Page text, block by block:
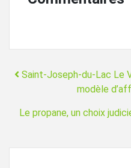
Navigation
Saint-Joseph-du-Lac Le
modèle
Le propane, un choix